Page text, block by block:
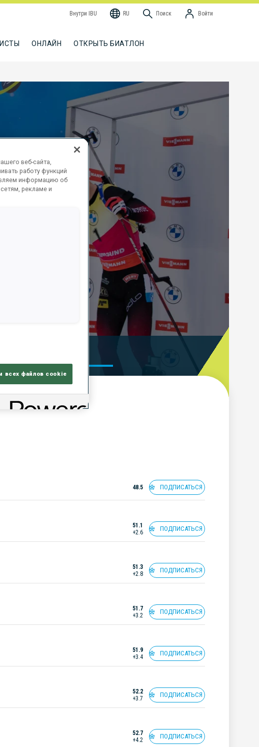
Внутри IBU RU Поиск Войти
ОНЛАЙН ОТКРЫТЬ БИАТЛОН
48.5 ПОДПИСАТЬСЯ
51.1
+2.6
ПОДПИСАТЬСЯ
51.3
+2.8
ПОДПИСАТЬСЯ
51.7
+3.2
ПОДПИСАТЬСЯ
51.9
+3.4
ПОДПИСАТЬСЯ
52.2
+3.7
ПОДПИСАТЬСЯ
52.7
+4.2
ПОДПИСАТЬСЯ
веб-сайта,
работу функций
информацию об
рекламе и
всех файлов cookie